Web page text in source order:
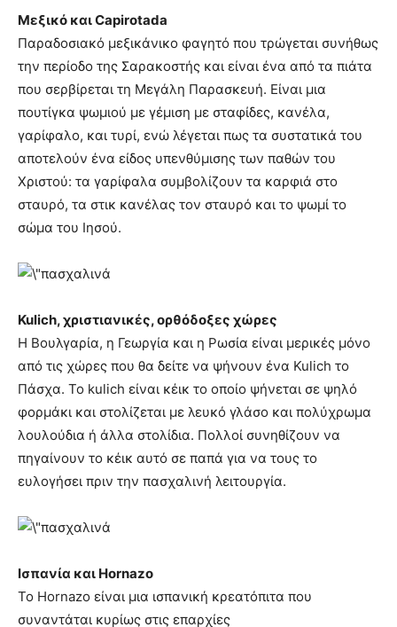
Μεξικό και Capirotada
Παραδοσιακό μεξικάνικο φαγητό που τρώγεται συνήθως
την περίοδο της Σαρακοστής και είναι ένα από τα πιάτα
που σερβίρεται τη Μεγάλη Παρασκευή. Είναι μια
πουτίγκα ψωμιού με γέμιση με σταφίδες, κανέλα,
γαρίφαλο, και τυρί, ενώ λέγεται πως τα συστατικά του
αποτελούν ένα είδος υπενθύμισης των παθών του
Χριστού: τα γαρίφαλα συμβολίζουν τα καρφιά στο
σταυρό, τα στικ κανέλας τον σταυρό και το ψωμί το
σώμα του Ιησού.
Kulich, χριστιανικές, ορθόδοξες χώρες
Η Βουλγαρία, η Γεωργία και η Ρωσία είναι μερικές μόνο
από τις χώρες που θα δείτε να ψήνουν ένα Kulich το
Πάσχα. Το kulich είναι κέικ το οποίο ψήνεται σε ψηλό
φορμάκι και στολίζεται με λευκό γλάσο και πολύχρωμα
λουλούδια ή άλλα στολίδια. Πολλοί συνηθίζουν να
πηγαίνουν το κέικ αυτό σε παπά για να τους το
ευλογήσει πριν την πασχαλινή λειτουργία.
Ισπανία και Hornazο
Το Hornazo είναι μια ισπανική κρεατόπιτα που
συναντάται κυρίως στις επαρχίες